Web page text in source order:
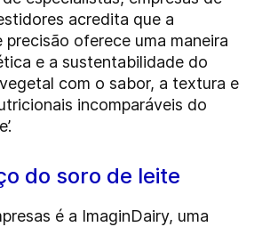
acredita que a
oferece uma maneira
e a sustentabilidade do
com o sabor, a textura e
incomparáveis do
do soro de leite
é a ImaginDairy, uma